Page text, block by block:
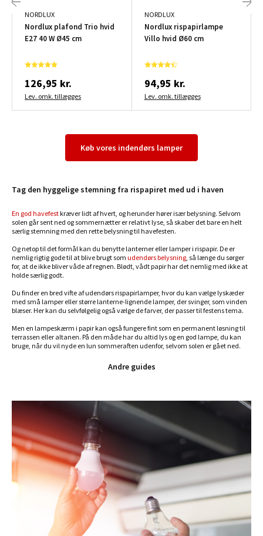
NORDLUX
Nordlux plafond Trio hvid
E27 40 W Ø45 cm
126,95 kr.
Lev. omk. tillægges
NORDLUX
Nordlux rispapirlampe
Villo hvid Ø60 cm
94,95 kr.
Lev. omk. tillægges
Køb vores indendørs lamper
Tag den hyggelige stemning fra rispapiret med ud i haven
En god havefest kræver lidt af hvert, og herunder hører især belysning. Selvom
solen går sent ned og sommernætter er relativt lyse, så skaber det bare en helt
særlig stemning med den rette belysning til havefesten.
Og netop til det formål kan du benytte lanterner eller lamper i rispapir. De er
nemlig rigtig gode til at blive brugt som udendørs belysning, så længe du sørger
for, at de ikke bliver våde af regnen. Blødt, vådt papir har det nemlig med ikke at
holde særlig godt.
Du finder en bred vifte af udendørs rispapirlamper, hvor du kan vælge lyskæder
med små lamper eller større lanterne-lignende lamper, der svinger, som vinden
blæser. Her kan du selvfølgelig også vælge de farver, der passer til festens tema.
Men en lampeskærm i papir kan også fungere fint som en permanent løsning til
terrassen eller altanen. På den måde har du altid lys og en god lampe, du kan
bruge, når du vil nyde en lun sommeraften udenfor, selvom solen er gået ned.
Andre guides